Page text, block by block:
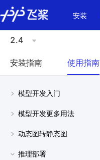
\u200E
安装
2.4
安装指南 使用指南
模型开发入门
模型开发更多用法
动态图转静态图
推理部署